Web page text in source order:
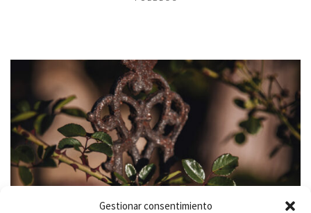
Gestionar consentimiento